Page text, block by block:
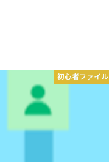
初心者ファイル